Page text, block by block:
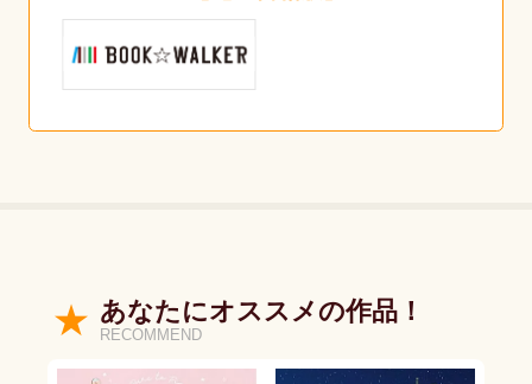
あなたにオススメの作品！
RECOMMEND